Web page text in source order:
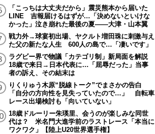
「こっちは大丈夫だから」震災熊本から届いた
LINE 吉報届けるはずが…「決めないといけな
かった」泣き崩れた最後の夏――大津・山本翼
戦力外→球宴初出場、ヤクルト増田珠に刺激与え
た父の新たな人生 600人の島で…「凄いです」
ラグビー界で物議「カテゴリ制」新局面を解説
18歳で来日→日本代表に…「屈辱だった」当事
者の訴え、その結末は
りくりゅう木原“脱線トーク”でまさかの告白
「自分の方向性を見失っていたので…」 自転車
レース出場検討も「向いていない」
18歳ドルーリー朱瑛里、会うのが楽しみな同世
代は？ 米名門大進学前のラストレース「本当に
ワクワク」【陸上U20世界選手権】